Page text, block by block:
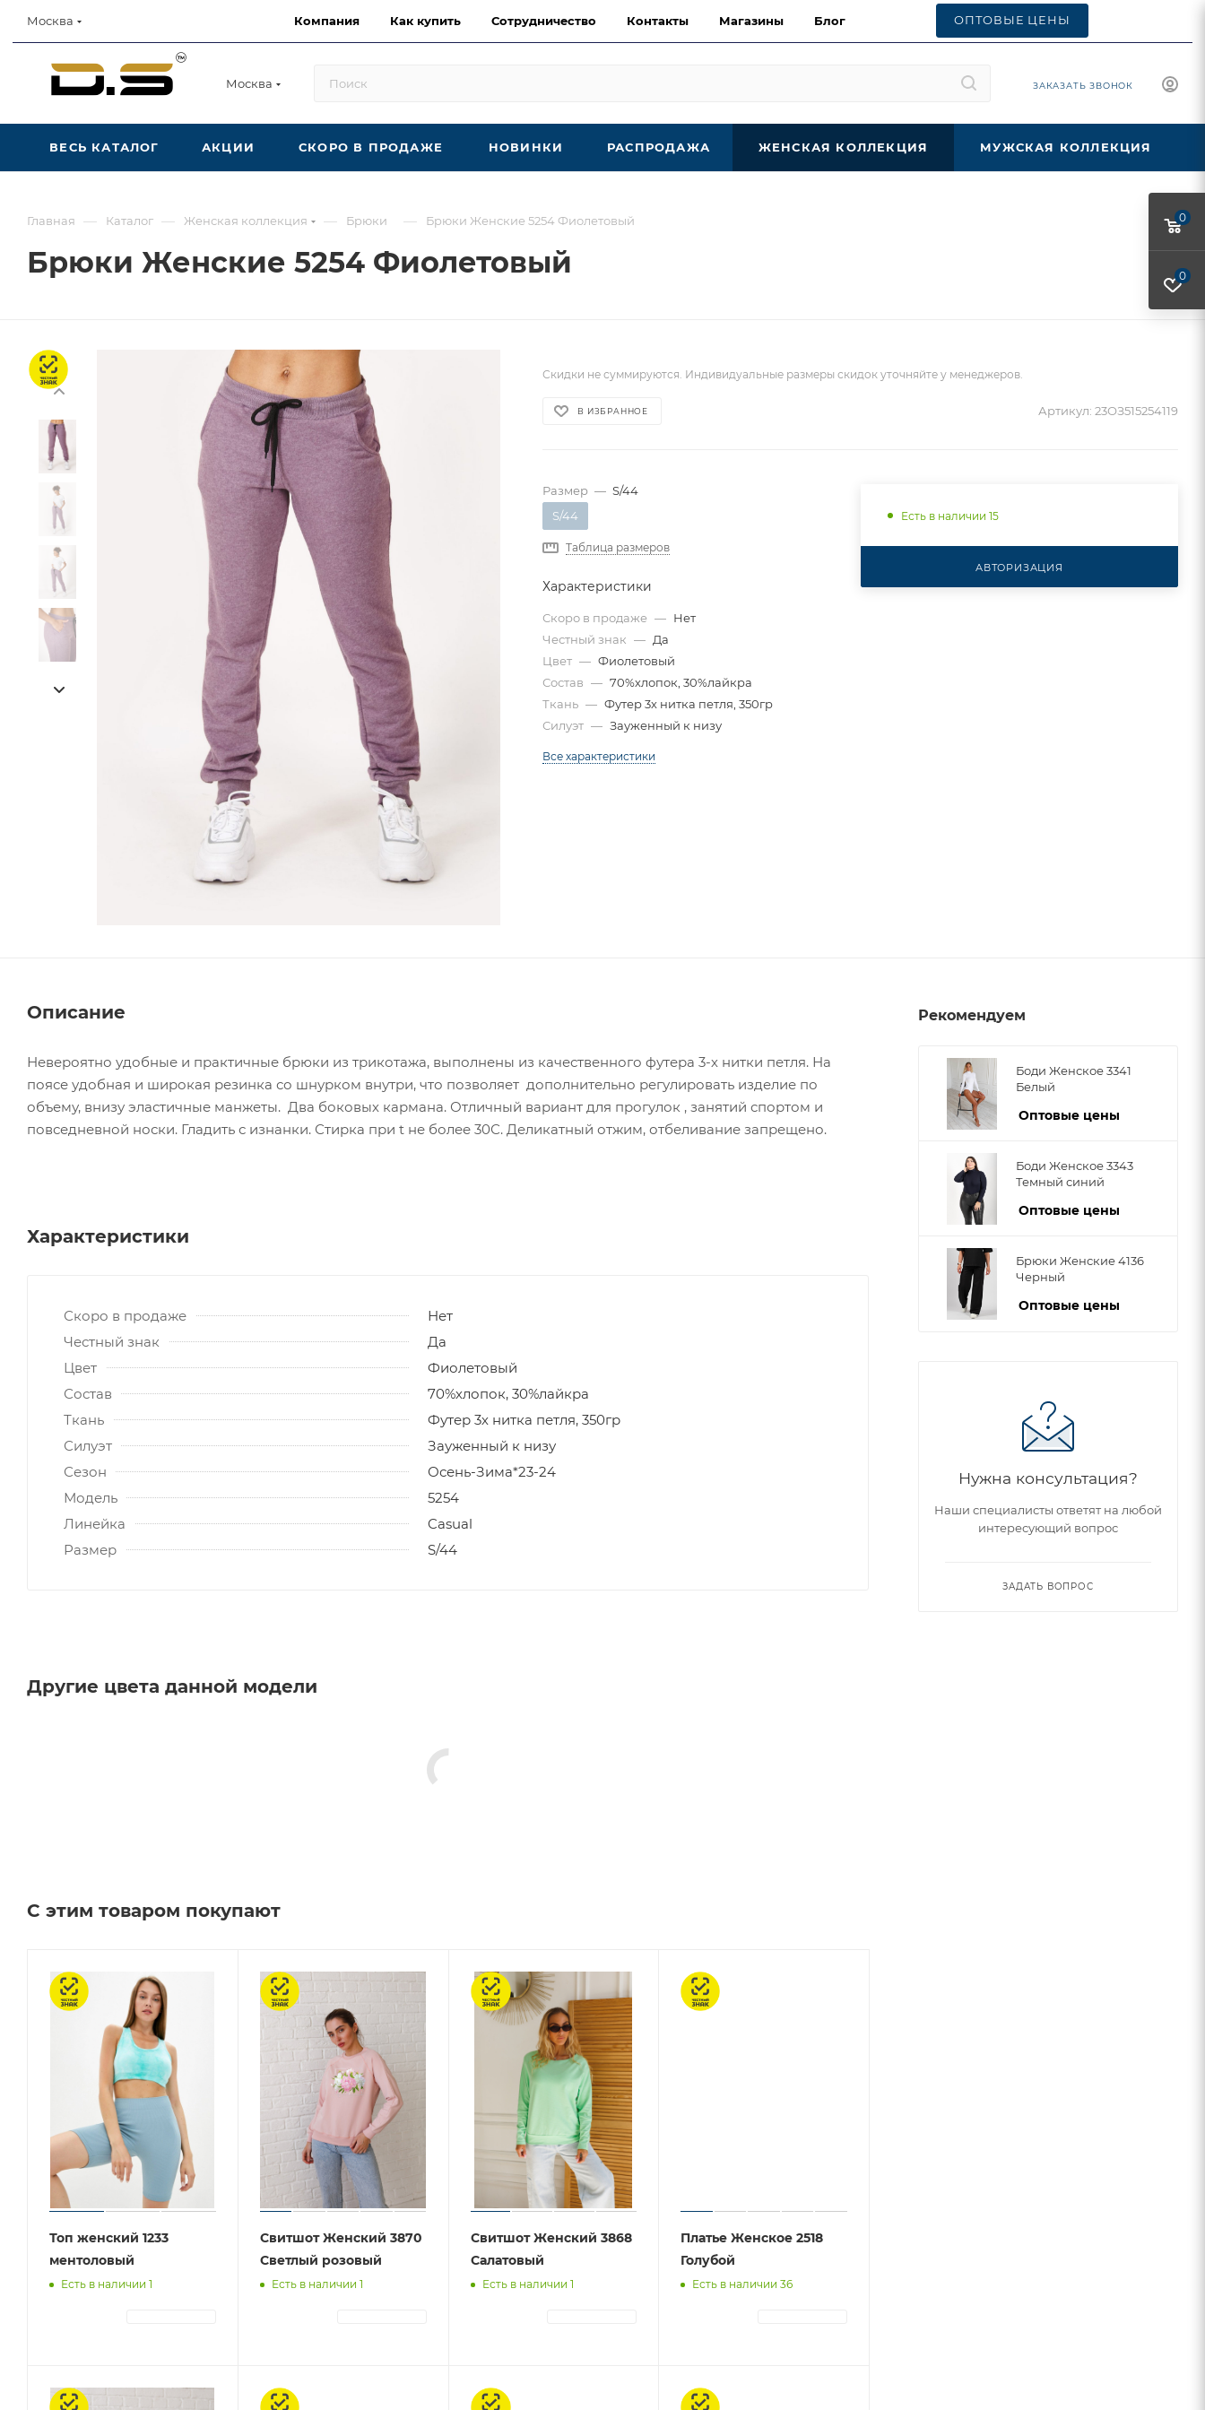
Москва Компания Как купить Сотрудничество Контакты Магазины Блог ОПТОВЫЕ ЦЕНЫ
Москва ЗАКАЗАТЬ ЗВОНОК
ВЕСЬ КАТАЛОГ АКЦИИ СКОРО В ПРОДАЖЕ НОВИНКИ РАСПРОДАЖА ЖЕНСКАЯ КОЛЛЕКЦИЯ МУЖСКАЯ КОЛЛЕКЦИЯ
Главная — Каталог — Женская коллекция — Брюки — Брюки Женские 5254 Фиолетовый
Брюки Женские 5254 Фиолетовый
Честный знак
В ИЗБРАННОЕ Артикул: 23ОЗ515254119
Размер — S/44
S/44
Таблица размеров
Характеристики
Скоро в продаже — Нет
Честный знак — Да
Цвет — Фиолетовый
Состав — 70%хлопок, 30%лайкра
Ткань — Футер 3х нитка петля, 350гр
Силуэт — Зауженный к низу
Все характеристики
Есть в наличии 15
АВТОРИЗАЦИЯ
Скидки не суммируются. Индивидуальные размеры скидок уточняйте у менеджеров.
Другие цвета данной модели
С этим товаром покупают
Честный знак
Топ женский 1233
ментоловый
Есть в наличии 1
Честный знак
Свитшот Женский 3870
Светлый розовый
Есть в наличии 1
Честный знак
Свитшот Женский 3868
Салатовый
Есть в наличии 1
Честный знак
Платье Женское 2518
Голубой
Есть в наличии 36
Честный знак Честный знак Честный знак Честный знак
Описание
Невероятно удобные и практичные брюки из трикотажа, выполнены из качественного футера 3-х нитки петля. На
поясе удобная и широкая резинка со шнурком внутри, что позволяет дополнительно регулировать изделие по
объему, внизу эластичные манжеты. Два боковых кармана. Отличный вариант для прогулок , занятий спортом и
повседневной носки. Гладить с изнанки. Стирка при t не более 30С. Деликатный отжим, отбеливание запрещено.
Характеристики
Скоро в продаже
Нет
Честный знак
Да
Цвет
Фиолетовый
Состав
70%хлопок, 30%лайкра
Ткань
Футер 3х нитка петля, 350гр
Силуэт
Зауженный к низу
Сезон
Осень-Зима*23-24
Модель
5254
Линейка
Casual
Размер
S/44
Рекомендуем
Боди Женское 3341
Белый
Оптовые цены
Боди Женское 3343
Темный синий
Оптовые цены
Брюки Женские 4136
Черный
Оптовые цены
Нужна консультация?
Наши специалисты ответят на любой
интересующий вопрос
ЗАДАТЬ ВОПРОС
0
0